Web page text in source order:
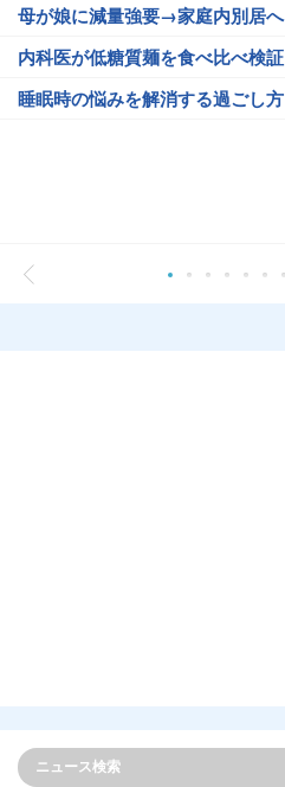
母が娘に減量強要→家庭内別居へ
内科医が低糖質麺を食べ比べ検証
睡眠時の悩みを解消する過ごし方